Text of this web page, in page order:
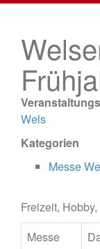
Wels
Kategorien
Messe
Freizeit,
Messe